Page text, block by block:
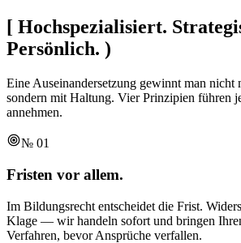
[ Hochspezialisiert.
Persönlich. )
Eine Auseinandersetzung gewinnt man nicht
sondern mit Haltung. Vier Prinzipien führen
annehmen.
№ 01
Fristen vor allem.
Im Bildungsrecht entscheidet die Frist.
Klage — wir handeln sofort und bringen
Verfahren, bevor Ansprüche verfallen.